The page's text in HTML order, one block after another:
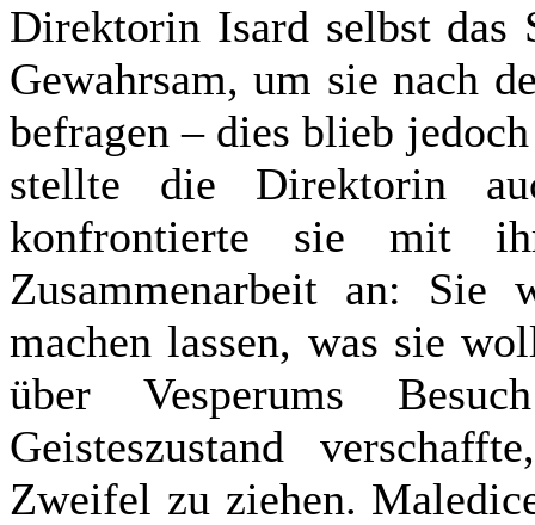
Direktorin Isard selbst das
Gewahrsam, um sie nach
befragen – dies blieb
stellte die Direktorin
konfrontierte sie mit
Zusammenarbeit an: Sie
machen lassen, was sie
über Vesperums
Geisteszustand
Zweifel zu ziehen.